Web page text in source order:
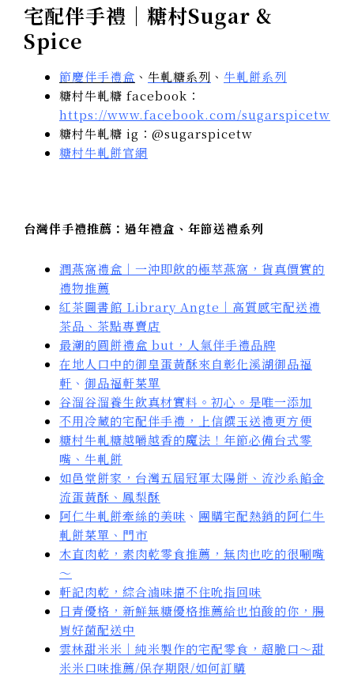
宅配伴手禮｜糖村Sugar &
Spice
節慶伴手禮盒 、 牛軋糖系列 、 牛軋餅系列
糖村牛軋糖 facebook：
https://www.facebook.com/sugarspicetw
糖村牛軋糖 ig：@sugarspicetw
糖村牛軋餅官網
台灣伴手禮推薦：過年禮盒、年節送禮系列
潤燕窩禮盒｜一沖即飲的極萃燕窩，貨真價實的
禮物推薦
紅茶圖書館 Library Angte｜高質感宅配送禮
茶品、茶點專賣店
最潮的圓餅禮盒 but，人氣伴手禮品牌
在地人口中的御皇蛋黃酥來自彰化溪湖御品福
軒 、 御品福軒菜單
谷溜谷溜養生飲真材實料。初心。是唯一添加
不用冷藏的宅配伴手禮，上信饌玉送禮更方便
糖村牛軋糖越嚼越香的魔法！年節必備台式零
嘴、牛軋餅
如邑堂餅家，台灣五屆冠軍太陽餅、流沙系餡金
流蛋黃酥、鳳梨酥
阿仁牛軋餅牽絲的美味 、 團購宅配熱銷的阿仁牛
軋餅菜單、門市
木直肉乾，素肉乾零食推薦，無肉也吃的很唰嘴
～
軒記肉乾，綜合滷味擋不住吮指回味
日青優格，新鮮無糖優格推薦給也怕酸的你，腸
胃好菌配送中
雲林甜米米｜純米製作的宅配零食，超脆口～甜
米米口味推薦/保存期限/如何訂購